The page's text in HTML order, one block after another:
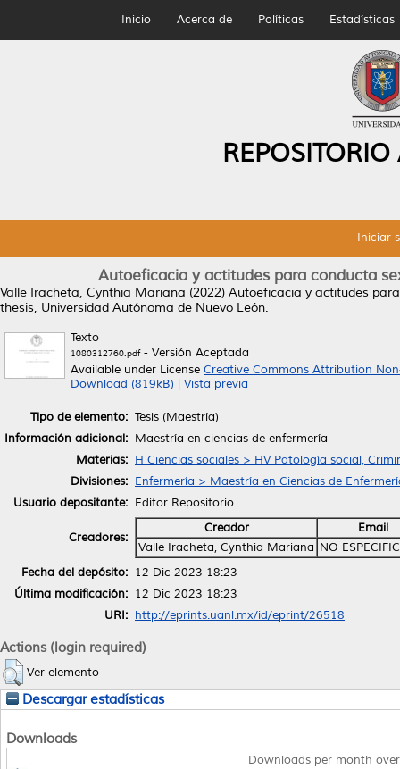
Inicio Acerca de Políticas Estadísticas
Iniciar
Autoeficacia y actitudes para conducta
Valle Iracheta, Cynthia Mariana (2022) Autoeficacia y actitudes
thesis, Universidad Autónoma de Nuevo León.
Texto
1080312760.pdf- Versión Aceptada
Available under License Creative Commons Attribution
Download (819kB)
Vista previa
Tipo de elemento: Tesis (Maestría)
Información adicional: Maestría en ciencias de enfermería
Materias: H Ciencias sociales > HV Patología social,
Divisiones: Enfermería > Maestría en Ciencias de
Usuario depositante: Editor Repositorio
Creadores:
Creador
Email
Valle Iracheta, Cynthia Mariana NO
Fecha del depósito: 12 Dic 2023 18:23
Última modificación: 12 Dic 2023 18:23
URI: http://eprints.uanl.mx/id/eprint/26518
Actions (login required)
Ver elemento
Descargar estadísticas
Downloads
Downloads per month